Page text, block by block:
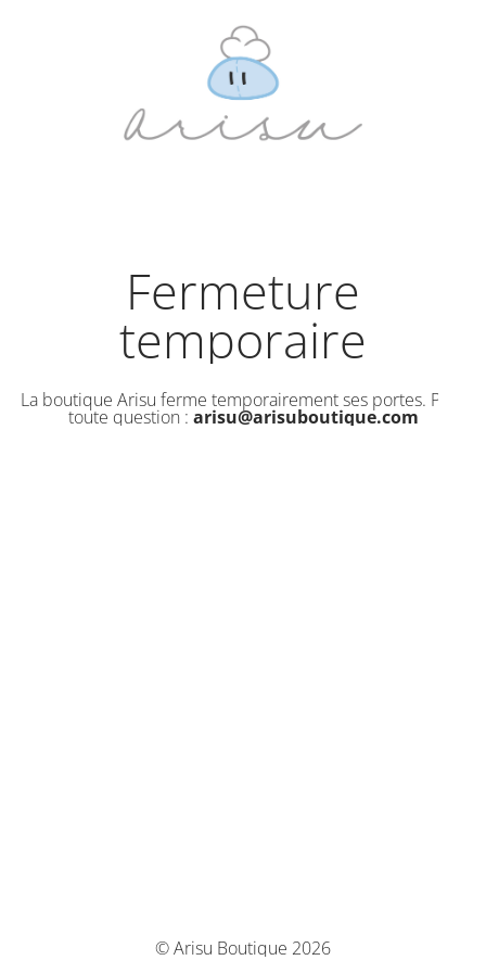
Fermeture
temporaire
La boutique Arisu ferme temporairement ses portes. Pour
toute question : arisu@arisuboutique.com
© Arisu Boutique 2026